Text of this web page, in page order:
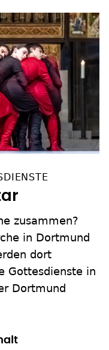
zusammen?
in Dortmund
dort
Gottesdienste in
Dortmund